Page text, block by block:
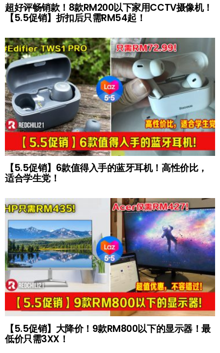
超好评畅销款！8款RM200以下家用CCTV摄像机！
【5.5促销】折扣后只需RM54起！
【5.5促销】6款值得入手的蓝牙耳机！高性价比，
适合学生党！
【5.5促销】大降价！9款RM800以下的显示器！最
低价只需3XX！